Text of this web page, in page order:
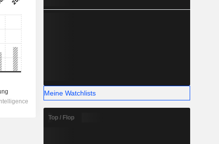
Meine Watchlists
Top / Flop